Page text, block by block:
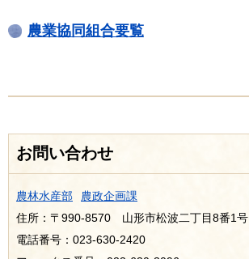
農業協同組合要覧
お問い合わせ
農林水産部
農政企画課
住所：〒990-8570 山形市松波二丁目8番1号
電話番号：023-630-2420